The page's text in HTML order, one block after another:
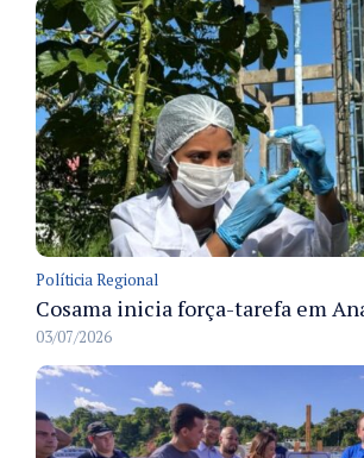
Políticia Regional
03/07/2026